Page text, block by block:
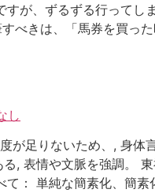
が、ずるずる行って
べきは、「馬券を買っ
し
が足りないため、, 身
, 表情や文脈を強調。
： 単純な簡素化、簡